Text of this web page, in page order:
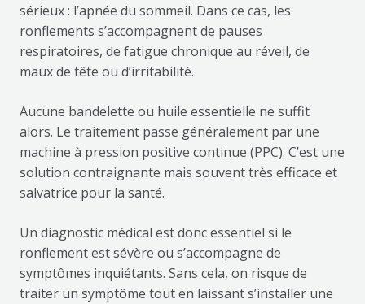
sérieux : l’apnée du sommeil. Dans ce cas, les
ronflements s’accompagnent de pauses
respiratoires, de fatigue chronique au réveil, de
maux de tête ou d’irritabilité.
Aucune bandelette ou huile essentielle ne suffit
alors. Le traitement passe généralement par une
machine à pression positive continue (PPC). C’est une
solution contraignante mais souvent très efficace et
salvatrice pour la santé.
Un diagnostic médical est donc essentiel si le
ronflement est sévère ou s’accompagne de
symptômes inquiétants. Sans cela, on risque de
traiter un symptôme tout en laissant s’installer une